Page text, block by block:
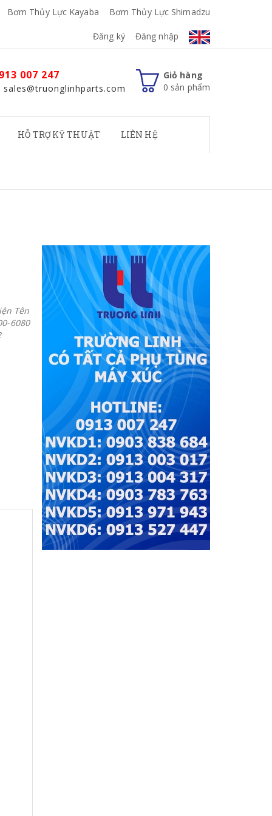
Bơm Thủy Lực Kayaba Bơm Thủy Lực Shimadzu
Đăng ký Đăng nhập
Giỏ hàng
0 sản phẩm
007 247
sales@truonglinhparts.com
HỖ TRỢ KỸ THUẬT LIÊN HỆ
Tên
6080